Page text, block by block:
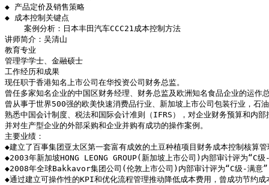
◆ 产品定价及销售策略
◆ 成本控制关键点
    案例分析：日本丰田汽车CCC21成本控制方法
讲师简介：吴清山
教育专业
管理学学士、金融硕士
工作经历和成果
现任职于香港知名上市公司在华投资公司财务总监。
曾任多家知名企业的中国区财务经理、财务总监及欧洲知名食品企业的运
曾从事于世界500强的欧美快速消费品行业、新加坡上市公司包装行业，石
熟悉中国会计制度、税法和国际会计准则（IFRS），对企业财务预算和内
并对生产型企业的外部采购和企业并购有成功的操作案例。
主要业绩：
◆建立了百事集团亚太区第一套富有成效的土豆种植项目财务成本控制核算
◆2003年新加坡HONG LEONG GROUP(新加坡上市公司)内部审计评为“C
◆2008年全球Bakkavor集团公司(伦敦上市公司)内部审计评为“C级-满意
◆通过建立可操作性的KPI和优化流程管理推动降低成本费用，曾成功节约